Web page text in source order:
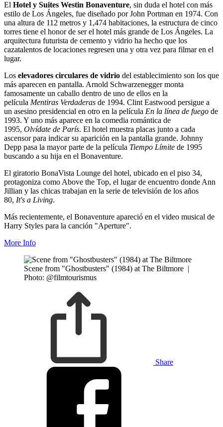
El Hotel y Suites Westin Bonaventure, sin duda el hotel con más
estilo de Los Ángeles, fue diseñado por John Portman en 1974. Con
una altura de 112 metros y 1,474 habitaciones, la estructura de cinco
torres tiene el honor de ser el hotel más grande de Los Ángeles. La
arquitectura futurista de cemento y vidrio ha hecho que los
cazatalentos de locaciones regresen una y otra vez para filmar en el
lugar.
Los elevadores circulares de vidrio del establecimiento son los que
más aparecen en pantalla. Arnold Schwarzenegger monta
famosamente un caballo dentro de uno de ellos en la
película Mentiras Verdaderas de 1994. Clint Eastwood persigue a
un asesino presidencial en otro en la película En la línea de fuego de
1993. Y uno más aparece en la comedia romántica de
1995, Olvídate de París. El hotel muestra placas junto a cada
ascensor para indicar su aparición en la pantalla grande. Johnny
Depp pasa la mayor parte de la película Tiempo Límite de 1995
buscando a su hija en el Bonaventure.
El giratorio BonaVista Lounge del hotel, ubicado en el piso 34,
protagoniza como Above the Top, el lugar de encuentro donde Ann
Jillian y las chicas trabajan en la serie de televisión de los años
80, It's a Living.
Más recientemente, el Bonaventure apareció en el video musical de
Harry Styles para la canción "Aperture".
More Info
Scene from "Ghostbusters" (1984) at The Biltmore |
Photo: @filmtourismus
Share